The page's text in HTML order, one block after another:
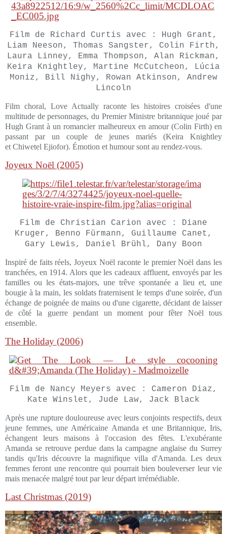
Film de Richard Curtis avec : Hugh Grant,
Liam Neeson, Thomas Sangster, Colin Firth,
Laura Linney, Emma Thompson, Alan Rickman,
Keira Knightley, Martine McCutcheon, Lúcia
Moniz, Bill Nighy, Rowan Atkinson, Andrew
Lincoln
Film choral, Love Actually raconte les histoires croisées d'une
multitude de personnages, du Premier Ministre britannique joué par
Hugh Grant à un romancier malheureux en amour (Colin Firth) en
passant par un couple de jeunes mariés (Keira Knightley
et Chiwetel Ejiofor). Émotion et humour sont au rendez-vous.
Joyeux Noël (2005)
Film de Christian Carion avec : Diane
Kruger, Benno Fürmann, Guillaume Canet,
Gary Lewis, Daniel Brühl, Dany Boon
Inspiré de faits réels, Joyeux Noël raconte le premier Noël dans les
tranchées, en 1914. Alors que les cadeaux affluent, envoyés par les
familles ou les états-majors, une trêve spontanée a lieu et, une
bougie à la main, les soldats fraternisent le temps d'une soirée, d'un
échange de poignée de mains ou d'une cigarette, décidant de laisser
de côté la guerre pendant un moment pour fêter Noël tous
ensemble.
The Holiday (2006)
Film de Nancy Meyers avec : Cameron Diaz,
Kate Winslet, Jude Law, Jack Black
Après une rupture douloureuse avec leurs conjoints respectifs, deux
jeune femmes, une Américaine Amanda et une Britannique, Iris,
échangent leurs maisons à l'occasion des fêtes. L'exubérante
Amanda se retrouve perdue dans la campagne anglaise du Surrey
tandis qu'Iris découvre la magnifique villa d'Amanda. Les deux
femmes feront une rencontre qui pourrait bien bouleverser leur vie
mais menacée malgré tout par leur départ irrémédiable.
Last Christmas (2019)